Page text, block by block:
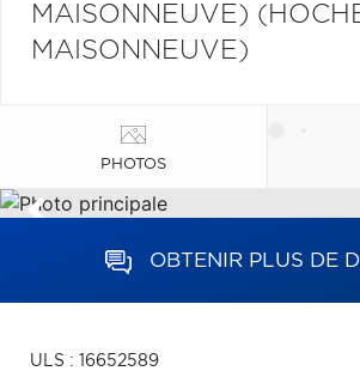
MAISONNEUVE)
MAISONNEUVE)
PHOTOS
OBTENIR PLUS DE
ULS : 16652589